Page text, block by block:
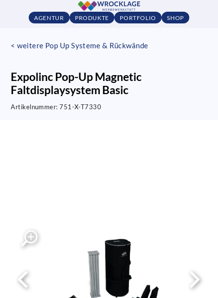
AGENTUR PRODUKTE PORTFOLIO SHOP
< weitere Pop Up Systeme & Rückwände
Expolinc Pop-Up Magnetic
Faltdisplaysystem Basic
Artikelnummer:751-X-T7330